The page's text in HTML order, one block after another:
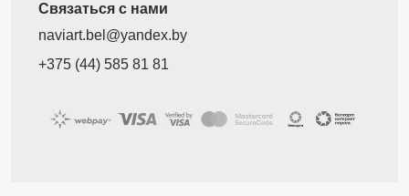
Связаться с нами
naviart.bel@yandex.by
+375 (44) 585 81 81